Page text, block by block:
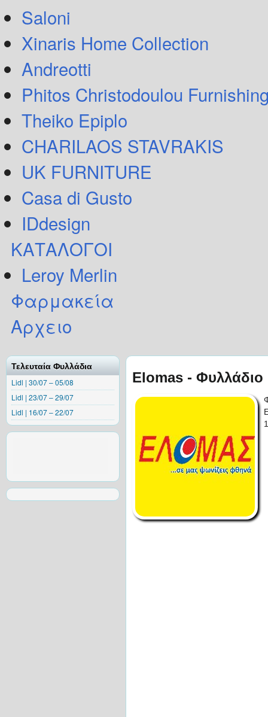
Saloni
Xinaris Home Collection
Andreotti
Phitos Christodoulou
Theiko Epiplo
CHARILAOS STAVRAKIS
UK FURNITURE
Casa di Gusto
IDdesign
ΚΑΤΑΛΟΓΟΙ
Leroy Merlin
Φαρμακεία
Αρχειο
Τελευταία Φυλλάδια
Lidl | 30/07 – 05/08
Lidl | 23/07 – 29/07
Lidl | 16/07 – 22/07
Elomas -